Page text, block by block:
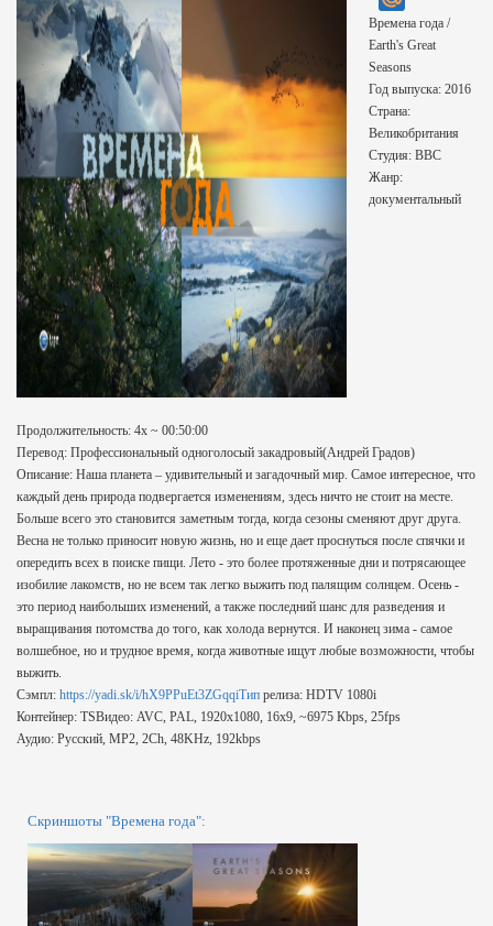
Времена года /
Earth's Great
Seasons
Год выпуска: 2016
Страна:
Великобритания
Студия: BBC
Жанр:
документальный
Продолжительность: 4x ~ 00:50:00
Перевод: Профессиональный одноголосый закадровый(Андрей Градов)
Описание: Наша планета – удивительный и загадочный мир. Самое интересное, что
каждый день природа подвергается изменениям, здесь ничто не стоит на месте.
Больше всего это становится заметным тогда, когда сезоны сменяют друг друга.
Весна не только приносит новую жизнь, но и еще дает проснуться после спячки и
опередить всех в поиске пищи. Лето - это более протяженные дни и потрясающее
изобилие лакомств, но не всем так легко выжить под палящим солнцем. Осень -
это период наибольших изменений, а также последний шанс для разведения и
выращивания потомства до того, как холода вернутся. И наконец зима - самое
волшебное, но и трудное время, когда животные ищут любые возможности, чтобы
выжить.
Сэмпл: https://yadi.sk/i/hX9PPuEt3ZGqqiТип релиза: HDTV 1080i
Контейнер: TSВидео: AVC, PAL, 1920x1080, 16x9, ~6975 Кbps, 25fps
Аудио: Русский, MP2, 2Ch, 48KHz, 192kbps
Скриншоты "Времена года":